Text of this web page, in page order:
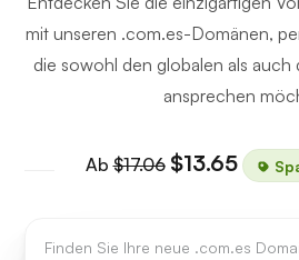
mit unseren .com.es-Domänen,
die sowohl den globalen als auch
ansprechen
Ab$17.06 $13.65